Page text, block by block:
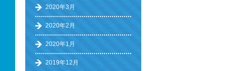
2020年3月
2020年2月
2020年1月
2019年12月